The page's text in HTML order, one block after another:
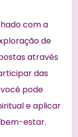
com a
de
através
das
pode
e aplicar
estar.